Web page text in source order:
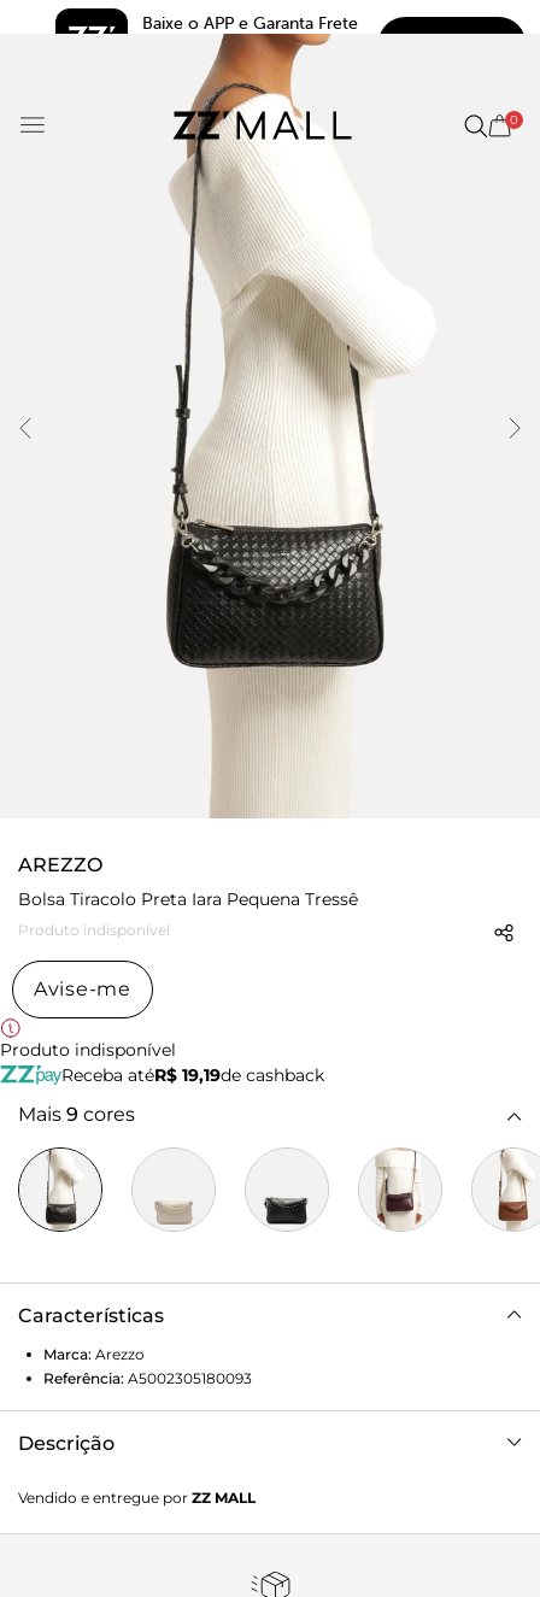
Baixe o APP e Garanta Frete
5.0
0
AREZZO
Bolsa Tiracolo Preta Iara Pequena Tressê
Produto indisponível
Avise-me
Produto indisponível
Receba atéR$ 19,19de cashback
Mais 9 cores
Características
Marca: Arezzo
Referência: A5002305180093
Descrição
formato compacto, retangular e acabamento em tressê.
Traz alça lateral fina com regulagem e corrente frontal em
ganchos nas laterais. Possui fecho superior em zíper
Vendido e entregue por ZZ MALL